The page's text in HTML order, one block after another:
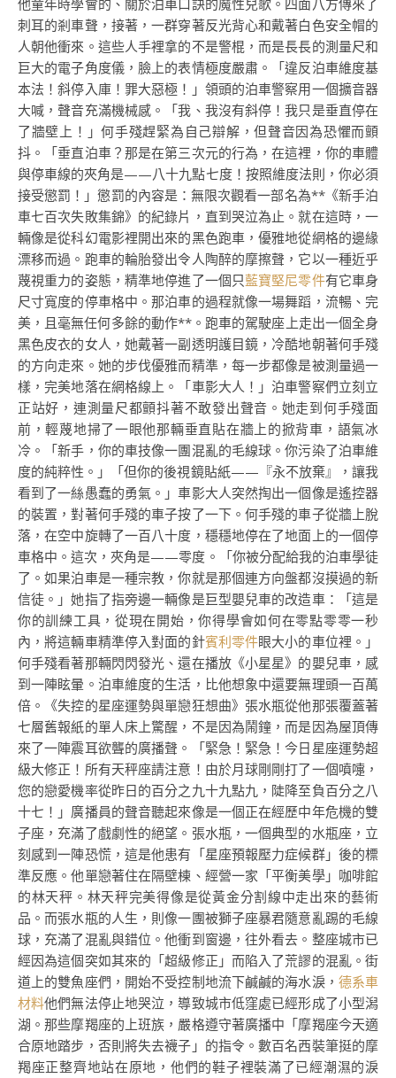
他童年時學會的、關於泊車口訣的魔性兒歌。四面八方傳來了
刺耳的剎車聲，接著，一群穿著反光背心和戴著白色安全帽的
人朝他衝來。這些人手裡拿的不是警棍，而是長長的測量尺和
巨大的電子角度儀，臉上的表情極度嚴肅。「違反泊車維度基
本法！斜停入庫！罪大惡極！」領頭的泊車警察用一個擴音器
大喊，聲音充滿機械感。「我、我沒有斜停！我只是垂直停在
了牆壁上！」何手殘趕緊為自己辯解，但聲音因為恐懼而顫
抖。「垂直泊車？那是在第三次元的行為，在這裡，你的車體
與停車線的夾角是——八十九點七度！按照維度法則，你必須
接受懲罰！」懲罰的內容是：無限次觀看一部名為**《新手泊
車七百次失敗集錦》的紀錄片，直到哭泣為止。就在這時，一
輛像是從科幻電影裡開出來的黑色跑車，優雅地從網格的邊緣
漂移而過。跑車的輪胎發出令人陶醉的摩擦聲，它以一種近乎
蔑視重力的姿態，精準地停進了一個只藍寶堅尼零件有它車身
尺寸寬度的停車格中。那泊車的過程就像一場舞蹈，流暢、完
美，且毫無任何多餘的動作**。跑車的駕駛座上走出一個全身
黑色皮衣的女人，她戴著一副透明護目鏡，冷酷地朝著何手殘
的方向走來。她的步伐優雅而精準，每一步都像是被測量過一
樣，完美地落在網格線上。「車影大人！」泊車警察們立刻立
正站好，連測量尺都顫抖著不敢發出聲音。她走到何手殘面
前，輕蔑地掃了一眼他那輛垂直貼在牆上的掀背車，語氣冰
冷。「新手，你的車技像一團混亂的毛線球。你污染了泊車維
度的純粹性。」「但你的後視鏡貼紙——『永不放棄』，讓我
看到了一絲愚蠢的勇氣。」車影大人突然掏出一個像是遙控器
的裝置，對著何手殘的車子按了一下。何手殘的車子從牆上脫
落，在空中旋轉了一百八十度，穩穩地停在了地面上的一個停
車格中。這次，夾角是——零度。「你被分配給我的泊車學徒
了。如果泊車是一種宗教，你就是那個連方向盤都沒摸過的新
信徒。」她指了指旁邊一輛像是巨型嬰兒車的改造車：「這是
你的訓練工具，從現在開始，你得學會如何在零點零零一秒
內，將這輛車精準停入對面的針賓利零件眼大小的車位裡。」
何手殘看著那輛閃閃發光、還在播放《小星星》的嬰兒車，感
到一陣眩暈。泊車維度的生活，比他想象中還要無理頭一百萬
倍。《失控的星座運勢與單戀狂想曲》張水瓶從他那張覆蓋著
七層舊報紙的單人床上驚醒，不是因為鬧鐘，而是因為屋頂傳
來了一陣震耳欲聾的廣播聲。「緊急！緊急！今日星座運勢超
級大修正！所有天秤座請注意！由於月球剛剛打了一個噴嚏，
您的戀愛機率從昨日的百分之九十九點九，陡降至負百分之八
十七！」廣播員的聲音聽起來像是一個正在經歷中年危機的雙
子座，充滿了戲劇性的絕望。張水瓶，一個典型的水瓶座，立
刻感到一陣恐慌，這是他患有「星座預報壓力症候群」後的標
準反應。他單戀著住在隔壁棟、經營一家「平衡美學」咖啡館
的林天秤。林天秤完美得像是從黃金分割線中走出來的藝術
品。而張水瓶的人生，則像一團被獅子座暴君隨意亂踢的毛線
球，充滿了混亂與錯位。他衝到窗邊，往外看去。整座城市已
經因為這個突如其來的「超級修正」而陷入了荒謬的混亂。街
道上的雙魚座們，開始不受控制地流下鹹鹹的海水淚， 德系車
材料他們無法停止地哭泣，導致城市低窪處已經形成了小型潟
湖。那些摩羯座的上班族，嚴格遵守著廣播中「摩羯座今天適
合原地踏步，否則將失去襪子」的指令。數百名西裝筆挺的摩
羯座正整齊地站在原地，他們的鞋子裡裝滿了已經潮濕的淚